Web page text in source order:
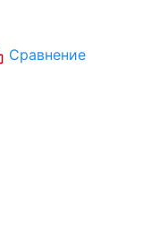
Сравнение